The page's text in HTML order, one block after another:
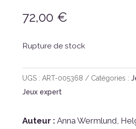
72,00 €
Rupture de stock
UGS : ART-005368 Catégories :
Jeux expert
Auteur : Anna Wermlund,